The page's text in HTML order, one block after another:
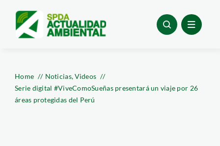
content
Home Noticias Videos
Serie digital #ViveComoSueñas presentará un viaje por 26
áreas protegidas del Perú